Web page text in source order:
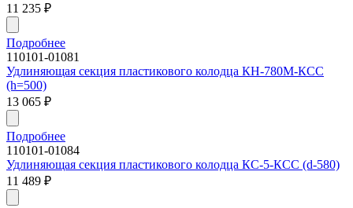
11 235 ₽
Подробнее
110101-01081
Удлиняющая секция пластикового колодца КН-780М-КСС
(h=500)
13 065 ₽
Подробнее
110101-01084
Удлиняющая секция пластикового колодца КС-5-КСС (d-580)
11 489 ₽